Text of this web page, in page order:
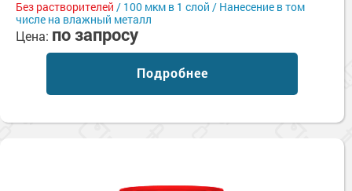
Без растворителей / 100 мкм в 1 слой / Нанесение в том
числе на влажный металл
Цена: по запросу
Подробнее